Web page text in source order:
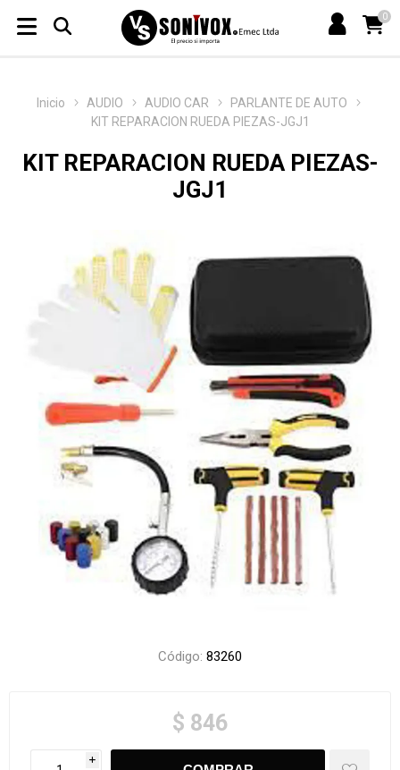
0
Inicio AUDIO AUDIO CAR
PARLANTE DE AUTO
KIT REPARACION RUEDA PIEZAS-JGJ1
KIT REPARACION RUEDA PIEZAS-
JGJ1
Código: 83260
$ 846
i